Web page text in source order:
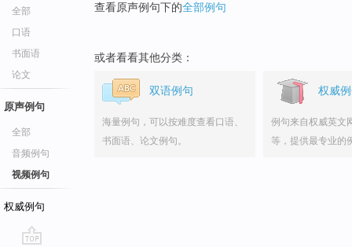
全部
口语
书面语
论文
原声例句
全部
音频例句
视频例句
权威例句
查看原声例句下的全部例句
或者看看其他分类：
双语例句
海量例句，可以按难度查看口语、
书面语、论文例句。
权威
例句来自权威英文
等，提供最专业的